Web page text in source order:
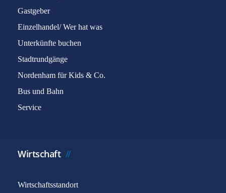
Gastgeber
Einzelhandel/ Wer hat was
Unterkünfte buchen
Stadtrundgänge
Nordenham für Kids & Co.
Bus und Bahn
Service
Wirtschaft
Wirtschaftsstandort